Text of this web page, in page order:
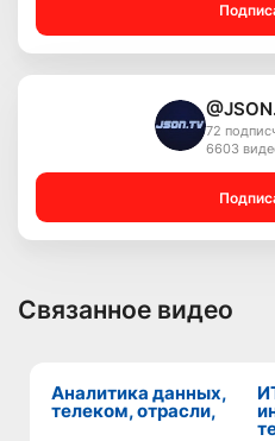
72
6603
Связанное видео
Аналитика данных,
телеком, отрасли,